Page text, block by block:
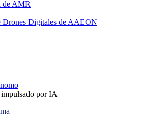
de AMR
Drones Digitales de AAEON
impulsado por IA